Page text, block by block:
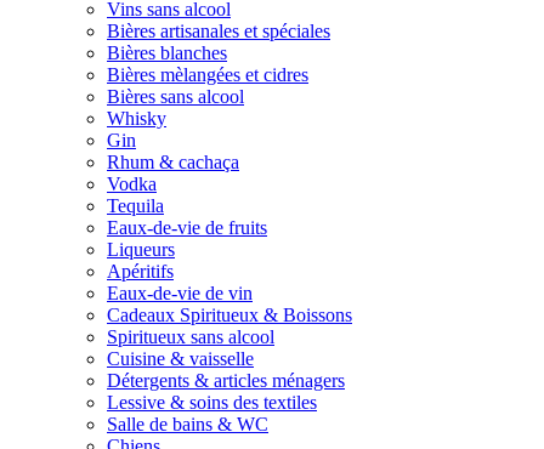
Vins sans alcool
Bières artisanales et spéciales
Bières blanches
Bières mèlangées et cidres
Bières sans alcool
Whisky
Gin
Rhum & cachaça
Vodka
Tequila
Eaux-de-vie de fruits
Liqueurs
Apéritifs
Eaux-de-vie de vin
Cadeaux Spiritueux & Boissons
Spiritueux sans alcool
Cuisine & vaisselle
Détergents & articles ménagers
Lessive & soins des textiles
Salle de bains & WC